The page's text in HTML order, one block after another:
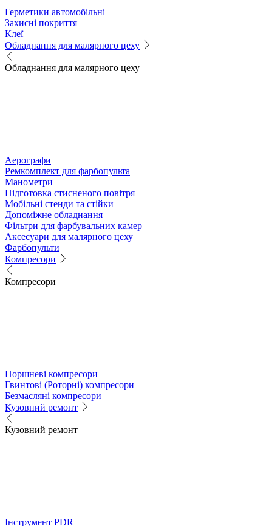
Герметики автомобільні
Захисні покриття
Клеї
Обладнання для малярного цеху
Обладнання для малярного цеху
Аерографи
Ремкомплект для фарбопульта
Манометри
Підготовка стисненого повітря
Мобільні стенди та стійки
Допоміжне обладнання
Фільтри для фарбувальних камер
Аксесуари для малярного цеху
Фарбопульти
Компресори
Компресори
Поршневі компресори
Гвинтові (Роторні) компресори
Безмасляні компресори
Кузовний ремонт
Кузовний ремонт
Інструмент PDR